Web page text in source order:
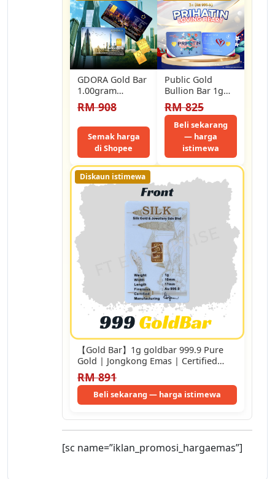
GDORA Gold Bar
1.00gram
Menara Merdeka
999.9
RM 908
Semak harga
di Shopee
Public Gold
Bullion Bar 1g
(Au 999.9) -
Prihatin Loving
Heart
RM 825
Beli sekarang
— harga
istimewa
Diskaun istimewa
【Gold Bar】1g goldbar 999.9 Pure
Gold | Jongkong Emas | Certified
Gold
RM 891
Beli sekarang — harga istimewa
[sc name=”iklan_promosi_hargaemas”]